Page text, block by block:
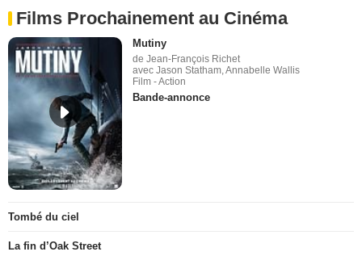
Films Prochainement au Cinéma
Mutiny
de Jean-François Richet
avec Jason Statham, Annabelle Wallis
Film - Action
Bande-annonce
Tombé du ciel
La fin d’Oak Street